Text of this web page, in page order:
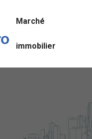
Marché
immobilier